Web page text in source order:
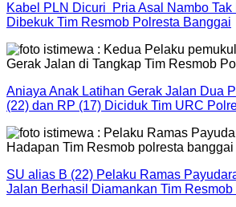
Kabel PLN Dicuri Pria Asal Nambo Tak
Dibekuk Tim Resmob Polresta Banggai
Aniaya Anak Latihan Gerak Jalan Dua
(22) dan RP (17) Diciduk Tim URC
SU alias B (22) Pelaku Ramas
Jalan Berhasil Diamankan Tim